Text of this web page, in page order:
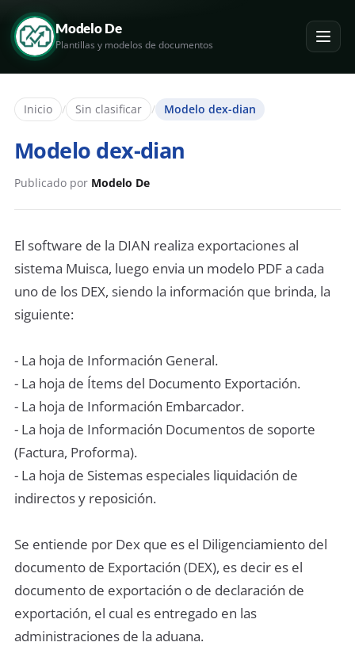
Modelo De
Plantillas y modelos de documentos
Inicio / Sin clasificar / Modelo dex-dian
Modelo dex-dian
Publicado por Modelo De
El software de la DIAN realiza exportaciones al
sistema Muisca, luego envia un modelo PDF a cada
uno de los DEX, siendo la información que brinda, la
siguiente:
- La hoja de Información General.
- La hoja de Ítems del Documento Exportación.
- La hoja de Información Embarcador.
- La hoja de Información Documentos de soporte
(Factura, Proforma).
- La hoja de Sistemas especiales liquidación de
indirectos y reposición.
Se entiende por Dex que es el Diligenciamiento del
documento de Exportación (DEX), es decir es el
documento de exportación o de declaración de
exportación, el cual es entregado en las
administraciones de la aduana.